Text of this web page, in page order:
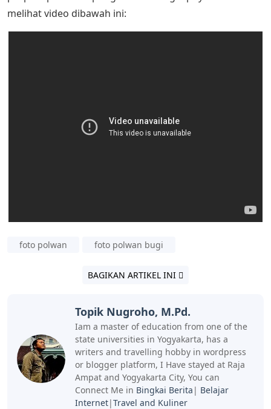
melihat video dibawah ini:
foto polwan foto polwan bugi
BAGIKAN ARTIKEL INI
Topik Nugroho, M.Pd.
Iam a master of education from one of the
state universities in Yogyakarta, has a
writers and travelling hobby in wordpress
or blogger platform, I Have stayed at Raja
Ampat and Yogyakarta City, You can
Connect Me in Bingkai Berita | Belajar
Internet|Travel and Kuliner